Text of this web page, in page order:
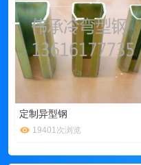
定制异型钢
19401次浏览